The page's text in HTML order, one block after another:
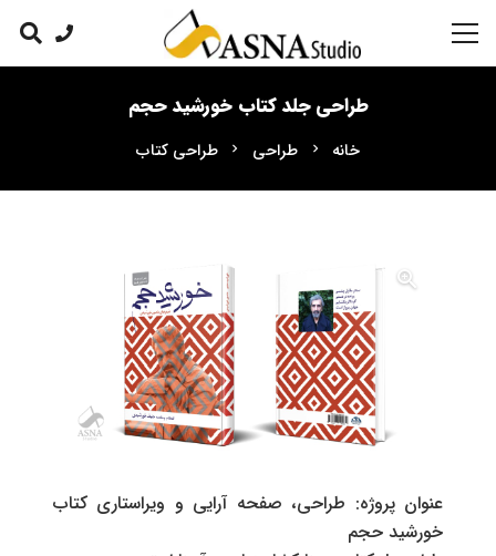
طراحی جلد کتاب خورشید حجم
خانه chevron_right طراحی chevron_right طراحی کتاب
عنوان پروژه: طراحی، صفحه آرایی و ویراستاری کتاب
خورشید حجم